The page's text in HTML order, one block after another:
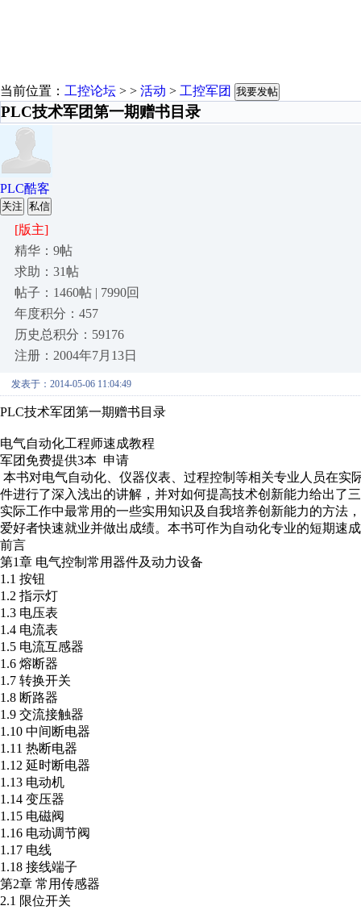
当前位置： 工控论坛 > > 活动 > 工控军团 我要发帖
PLC技术军团第一期赠书目录
PLC酷客
关注 私信
[版主]
精华：9帖
求助：31帖
帖子：1460帖 | 7990回
年度积分：457
历史总积分：59176
注册：2004年7月13日
发表于：2014-05-06 11:04:49
PLC技术军团第一期赠书目录
电气自动化工程师速成教程
军团免费提供3本 申请
本书对电气自动化、仪器仪表、过程控制等相关专业人员在
件进行了深入浅出的讲解，并对如何提高技术创新能力给出了
实际工作中最常用的一些实用知识及自我培养创新能力的方法
爱好者快速就业并做出成绩。本书可作为自动化专业的短期速
前言
第1章 电气控制常用器件及动力设备
1.1 按钮
1.2 指示灯
1.3 电压表
1.4 电流表
1.5 电流互感器
1.6 熔断器
1.7 转换开关
1.8 断路器
1.9 交流接触器
1.10 中间断电器
1.11 热断电器
1.12 延时断电器
1.13 电动机
1.14 变压器
1.15 电磁阀
1.16 电动调节阀
1.17 电线
1.18 接线端子
第2章 常用传感器
2.1 限位开关